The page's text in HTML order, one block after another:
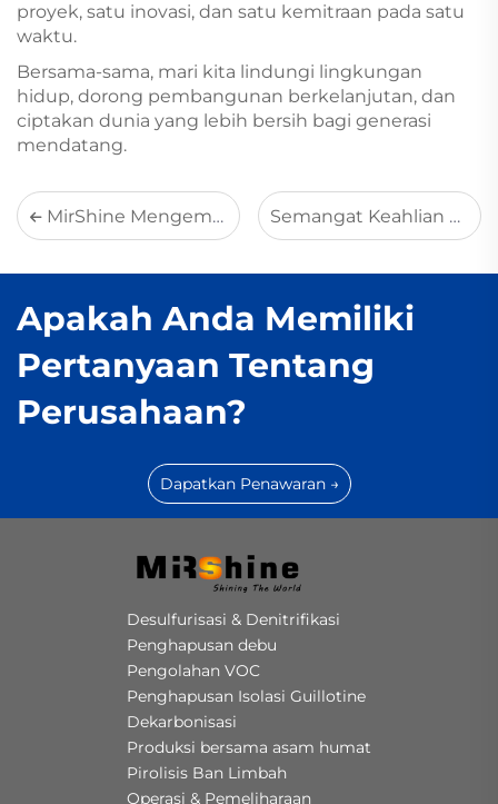
proyek, satu inovasi, dan satu kemitraan pada satu
waktu.
Bersama-sama, mari kita lindungi lingkungan
hidup, dorong pembangunan berkelanjutan, dan
ciptakan dunia yang lebih bersih bagi generasi
mendatang.
MirShine Mengembangkan Teknologi Desulfurisasi Berbasis Amonia untuk Aplikasi Emisi Ultra-Rendah di Sektor Industri Semangat Keahlian dalam Rekayasa Lingkungan: Mendorong Pengembangan Hijau Berkualitas Tinggi
Apakah Anda Memiliki
Pertanyaan Tentang
Perusahaan?
Dapatkan Penawaran →
Desulfurisasi & Denitrifikasi
Penghapusan debu
Pengolahan VOC
Penghapusan Isolasi Guillotine
Dekarbonisasi
Produksi bersama asam humat
Pirolisis Ban Limbah
Operasi & Pemeliharaan